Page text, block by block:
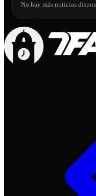
No hay más noticias